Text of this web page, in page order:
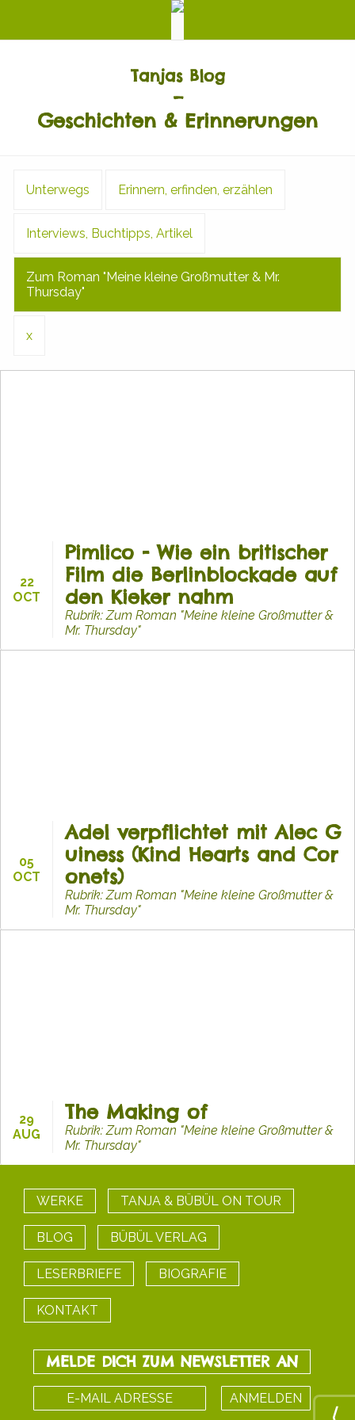
Tanjas Blog
–
Geschichten & Erinnerungen
Unterwegs Erinnern, erfinden, erzählen
Interviews, Buchtipps, Artikel
Zum Roman "Meine kleine Großmutter & Mr.
Thursday"
x
22
OCT
Pimlico - Wie ein britischer
Film die Berlinblockade auf
den Kieker nahm
Rubrik: Zum Roman "Meine kleine Großmutter &
Mr. Thursday"
05
OCT
Adel verpflichtet mit Alec G
uiness (Kind Hearts and Cor
onets)
Rubrik: Zum Roman "Meine kleine Großmutter &
Mr. Thursday"
29
AUG
The Making of
Rubrik: Zum Roman "Meine kleine Großmutter &
Mr. Thursday"
WERKE TANJA & BÜBÜL ON TOUR
BLOG BÜBÜL VERLAG
LESERBRIEFE BIOGRAFIE
KONTAKT
MELDE DICH ZUM NEWSLETTER AN